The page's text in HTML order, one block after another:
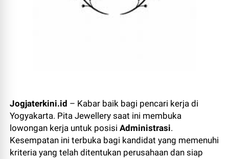
Jogjaterkini.id – Kabar baik bagi pencari kerja di
Yogyakarta. Pita Jewellery saat ini membuka
lowongan kerja untuk posisiAdministrasi.
Kesempatan ini terbuka bagi kandidat yang memenuhi
kriteria yang telah ditentukan perusahaan dan siap